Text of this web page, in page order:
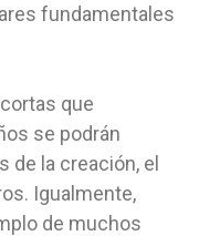
fundamentales
que
se podrán
de la creación, el
Igualmente,
de muchos